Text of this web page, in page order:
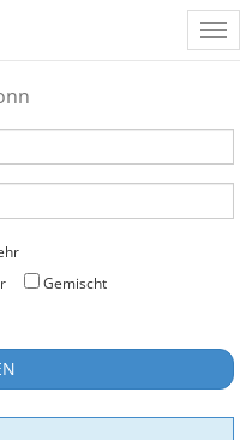
Gemischt